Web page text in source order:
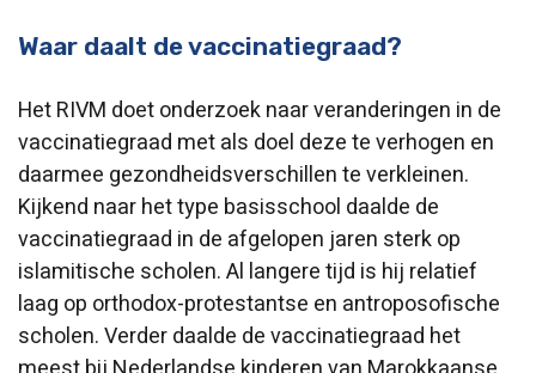
Waar daalt de vaccinatiegraad?
Het RIVM doet onderzoek naar veranderingen in de
vaccinatiegraad met als doel deze te verhogen en
daarmee gezondheidsverschillen te verkleinen.
Kijkend naar het type basisschool daalde de
vaccinatiegraad in de afgelopen jaren sterk op
islamitische scholen. Al langere tijd is hij relatief
laag op orthodox-protestantse en antroposofische
scholen. Verder daalde de vaccinatiegraad het